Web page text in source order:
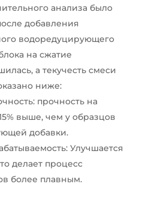
анализа было
добавления
водоредуцирующего
на сжатие
а текучесть смеси
ниже:
прочность на
выше, чем у образцов
добавки.
Улучшается
делает процесс
более плавным.